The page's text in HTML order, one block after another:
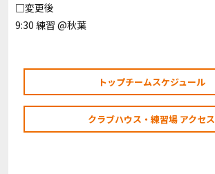
□変更後
9:30 練習 @秋葉
トップチームスケジュール
クラブハウス・練習場 アクセス